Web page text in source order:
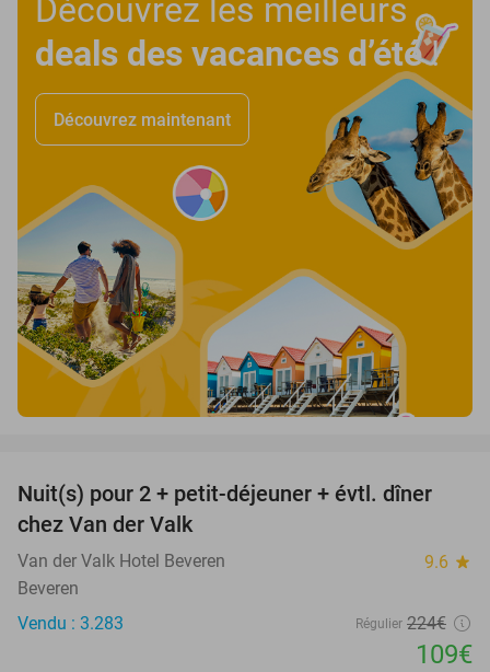
Découvrez les meilleurs
deals des vacances d’été!
Découvrez maintenant
51%
Nuit(s) pour 2 + petit-déjeuner + évtl. dîner
chez Van der Valk
Van der Valk Hotel Beveren 9.6 star
Beveren
Vendu : 3.283
Régulier 224€
109€